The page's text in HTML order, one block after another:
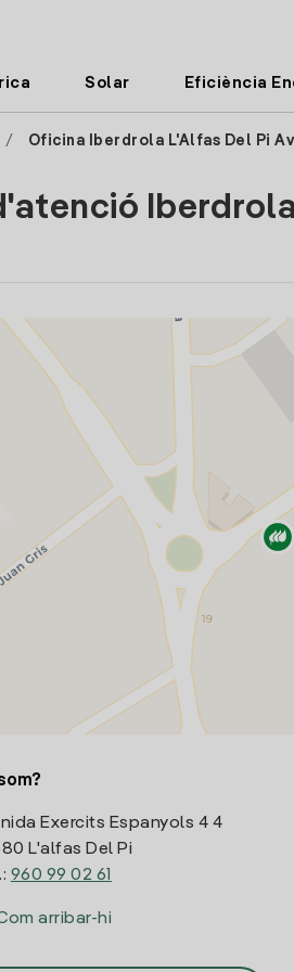
Solar Eficiència
/ Oficina Iberdrola L'Alfas Del Pi
Exercits Espanyols 4 4
L'alfas Del Pi
960 99 02 61
arribar-hi